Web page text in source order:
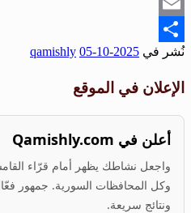
Snapchat
Email
Share
نُشر في 2025-10-05
qamishly
الإعلان في الموقع
أعلن في Qamishly.com
واجعل نشاطك يظهر أمام قرّاء
وكل المحافظات السورية. جمهور
ونتائج سريعة.